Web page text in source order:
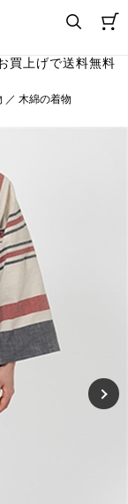
買上げで送料無料
／ 木綿の着物